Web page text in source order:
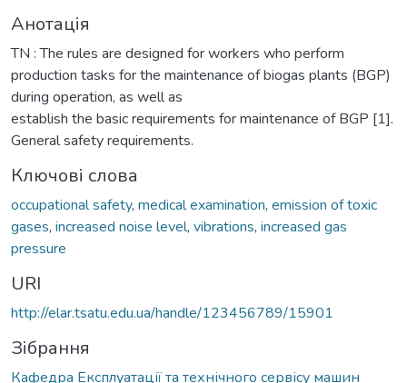
Анотація
TN : The rules are designed for workers who perform
production tasks for the maintenance of biogas plants (BGP)
during operation, as well as
establish the basic requirements for maintenance of BGP [1].
General safety requirements.
Ключові слова
оccupational safety, medical examination, emission of toxic
gases, increased noise level, vibrations, increased gas
pressure
URI
http://elar.tsatu.edu.ua/handle/123456789/15901
Зібрання
Кафедра Експлуатації та технічного сервісу машин